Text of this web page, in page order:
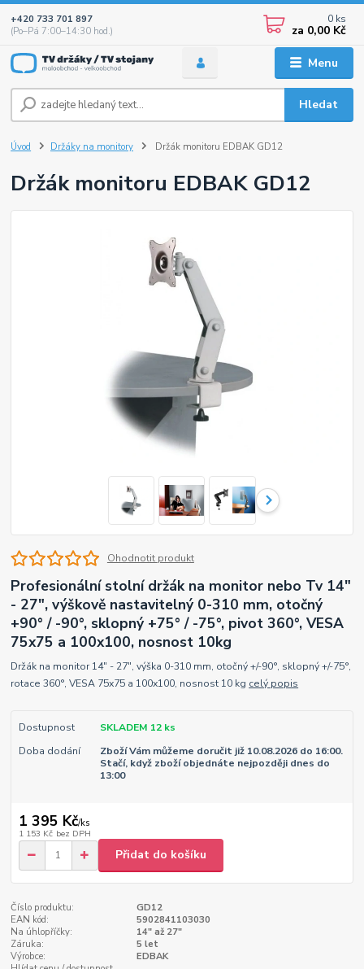
Menu
Hledat
+420 733 701 897
(Po–Pá 7:00–14:30 hod.)
0 ks
za 0,00 Kč
Úvod Držáky na monitory Držák monitoru EDBAK GD12
Držák monitoru EDBAK GD12
Ohodnotit produkt
Profesionální stolní držák na monitor nebo Tv 14"
- 27", výškově nastavitelný 0-310 mm, otočný
+90° / -90°, sklopný +75° / -75°, pivot 360°, VESA
75x75 a 100x100, nosnost 10kg
Držák na monitor 14" - 27", výška 0-310 mm, otočný +/-90°, sklopný +/-75°,
rotace 360°, VESA 75x75 a 100x100, nosnost 10 kg celý popis
Dostupnost
SKLADEM 12 ks
Doba dodání
Zboží Vám můžeme doručit již 10.08.2026 do 16:00.
Stačí, když zboží objednáte nejpozději dnes do
13:00
1 395 Kč/ks
1 153 Kč bez DPH
Přidat do košíku
Číslo produktu:
GD12
EAN kód:
5902841103030
Na úhlopříčky:
14" až 27"
Záruka:
5 let
Výrobce:
EDBAK